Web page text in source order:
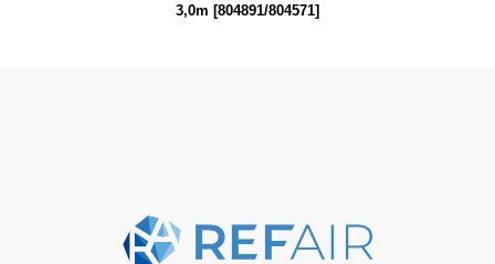
3,0m [804891/804571]